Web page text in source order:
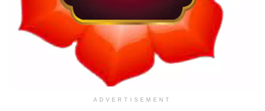
ADVERTISEMENT